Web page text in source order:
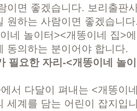
이면 좋겠습니다. 보리출판
원하는 사람이면 좋겠습니
네 놀이터><개똥이네 집>
동의하는 분이어야 합니다.
필요한 자리-<개똥이네 놀
서 다달이 펴내는 <개똥이
세계를 담는 어린이 잡지입